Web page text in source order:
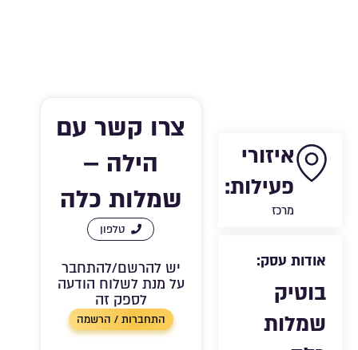
איזורי
פעילות:
מרכז
אודות עסק:
בוטיק
שמלות
צרו קשר עם
הילה –
שמלות כלה
טלפון
יש להרשם/להתחבר
על מנת לשלוח הודעה
לספק זה
התחברות / הרשמה